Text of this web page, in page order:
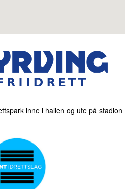
inne i hallen og ute på stadion